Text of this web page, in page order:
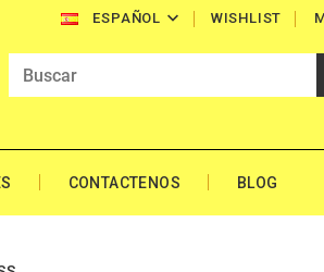
ESPAÑOL  WISHLIST
CONTACTENOS BLOG